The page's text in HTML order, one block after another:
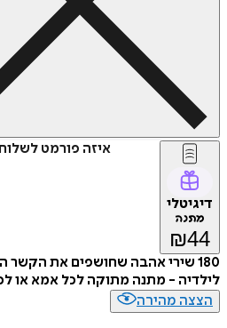
איזה פורמט
דיגיטלי
מתנה
₪44
180 שירי אהבה שחושפים את הקשר
לילדיה - מתנה מתוקה לכל אמא או
הצצה מהירה